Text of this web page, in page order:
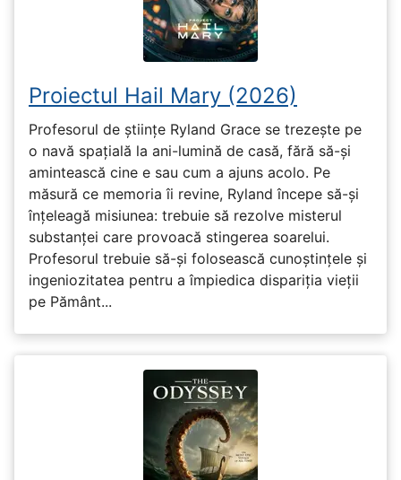
Proiectul Hail Mary (2026)
Profesorul de științe Ryland Grace se trezește pe
o navă spațială la ani-lumină de casă, fără să-și
amintească cine e sau cum a ajuns acolo. Pe
măsură ce memoria îi revine, Ryland începe să-și
înțeleagă misiunea: trebuie să rezolve misterul
substanței care provoacă stingerea soarelui.
Profesorul trebuie să-și folosească cunoștințele și
ingeniozitatea pentru a împiedica dispariția vieții
pe Pământ...